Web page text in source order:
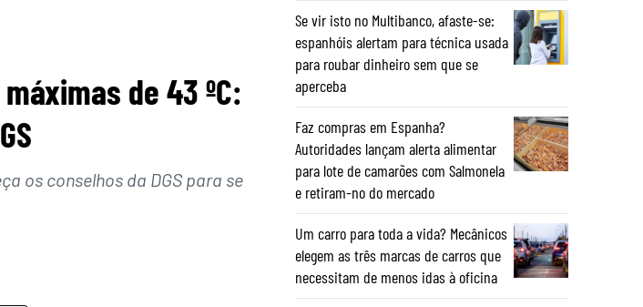
de 43 ºC:
os conselhos da DGS para se
Se vir isto no Multibanco, afaste-se:
espanhóis alertam para técnica usada
para roubar dinheiro sem que se
aperceba
Faz compras em Espanha?
Autoridades lançam alerta alimentar
para lote de camarões com Salmonela
e retiram-no do mercado
Um carro para toda a vida? Mecânicos
elegem as três marcas de carros que
necessitam de menos idas à oficina